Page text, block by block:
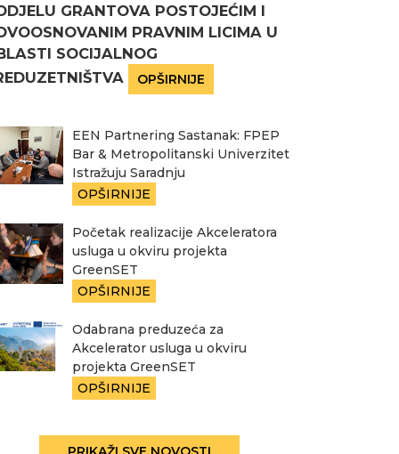
GRANTOVA POSTOJEĆIM I
PRAVNIM LICIMA U
SOCIJALNOG
OPŠIRNIJE
EEN Partnering Sastanak: FPEP
Bar & Metropolitanski Univerzitet
Istražuju Saradnju
OPŠIRNIJE
Početak realizacije Akceleratora
usluga u okviru projekta
GreenSET
OPŠIRNIJE
Odabrana preduzeća za
Akcelerator usluga u okviru
projekta GreenSET
OPŠIRNIJE